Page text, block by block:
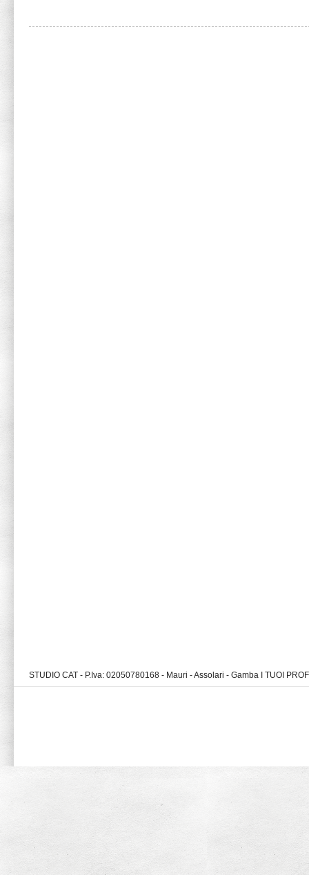
STUDIO CAT - P.Iva: 02050780168 - Mauri - Assolari - Gamba I TUOI